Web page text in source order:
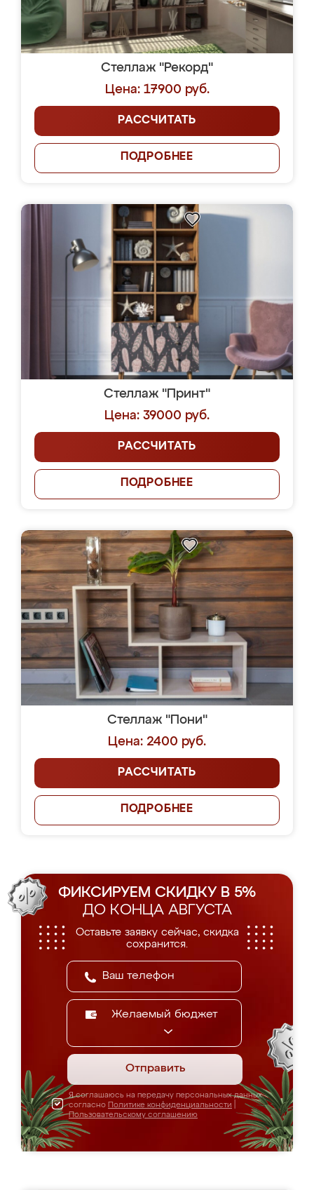
Стеллаж "Рекорд"
Цена: 17900 руб.
РАССЧИТАТЬ
ПОДРОБНЕЕ
Стеллаж "Принт"
Цена: 39000 руб.
РАССЧИТАТЬ
ПОДРОБНЕЕ
Стеллаж "Пони"
Цена: 2400 руб.
РАССЧИТАТЬ
ПОДРОБНЕЕ
ФИКСИРУЕМ СКИДКУ В 5%
ДО КОНЦА АВГУСТА
Оставьте заявку сейчас, скидка
сохранится.
Желаемый бюджет
Отправить
Я соглашаюсь на передачу персональных данных
согласно Политике конфиденциальности
Пользовательскому соглашению